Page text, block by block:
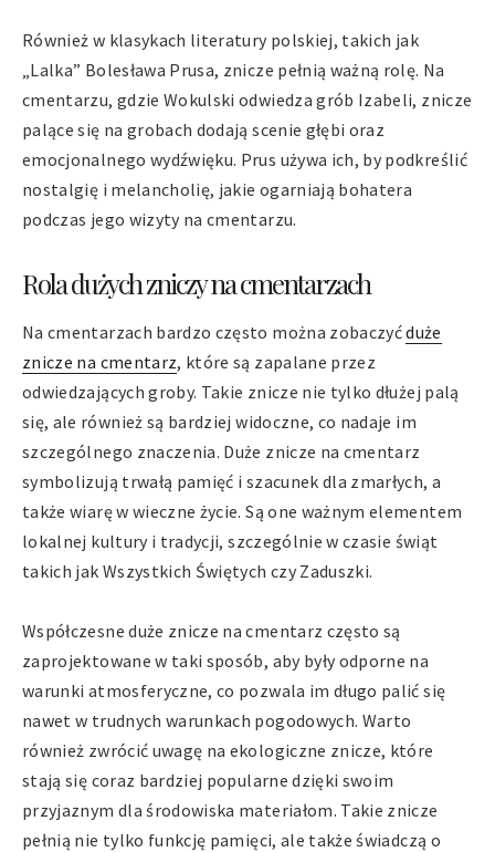
Również w klasykach literatury polskiej, takich jak
„Lalka” Bolesława Prusa, znicze pełnią ważną rolę. Na
cmentarzu, gdzie Wokulski odwiedza grób Izabeli, znicze
palące się na grobach dodają scenie głębi oraz
emocjonalnego wydźwięku. Prus używa ich, by podkreślić
nostalgię i melancholię, jakie ogarniają bohatera
podczas jego wizyty na cmentarzu.
Rola dużych zniczy na cmentarzach
Na cmentarzach bardzo często można zobaczyćduże
znicze na cmentarz, które są zapalane przez
odwiedzających groby. Takie znicze nie tylko dłużej palą
się, ale również są bardziej widoczne, co nadaje im
szczególnego znaczenia. Duże znicze na cmentarz
symbolizują trwałą pamięć i szacunek dla zmarłych, a
także wiarę w wieczne życie. Są one ważnym elementem
lokalnej kultury i tradycji, szczególnie w czasie świąt
takich jak Wszystkich Świętych czy Zaduszki.
Współczesne duże znicze na cmentarz często są
zaprojektowane w taki sposób, aby były odporne na
warunki atmosferyczne, co pozwala im długo palić się
nawet w trudnych warunkach pogodowych. Warto
również zwrócić uwagę na ekologiczne znicze, które
stają się coraz bardziej popularne dzięki swoim
przyjaznym dla środowiska materiałom. Takie znicze
pełnią nie tylko funkcję pamięci, ale także świadczą o